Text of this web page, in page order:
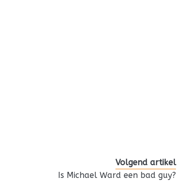
Volgend artikel
Is Michael Ward een bad guy?